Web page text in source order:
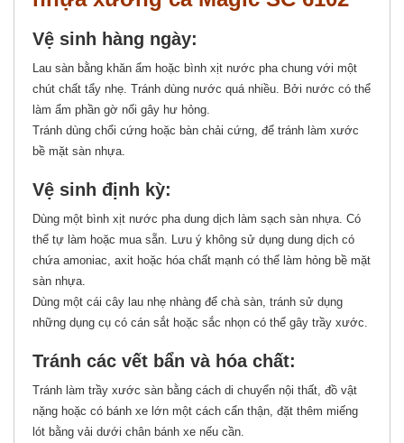
Vệ sinh hàng ngày:
Lau sàn bằng khăn ẩm hoặc bình xịt nước pha chung với một
chút chất tẩy nhẹ. Tránh dùng nước quá nhiều. Bởi nước có thể
làm ẩm phần gờ nối gây hư hỏng.
Tránh dùng chổi cứng hoặc bàn chải cứng, để tránh làm xước
bề mặt sàn nhựa.
Vệ sinh định kỳ:
Dùng một bình xịt nước pha dung dịch làm sạch sàn nhựa. Có
thể tự làm hoặc mua sẵn. Lưu ý không sử dụng dung dịch có
chứa amoniac, axit hoặc hóa chất mạnh có thể làm hỏng bề mặt
sàn nhựa.
Dùng một cái cây lau nhẹ nhàng để chà sàn, tránh sử dụng
những dụng cụ có cán sắt hoặc sắc nhọn có thể gây trầy xước.
Tránh các vết bẩn và hóa chất:
Tránh làm trầy xước sàn bằng cách di chuyển nội thất, đồ vật
nặng hoặc có bánh xe lớn một cách cẩn thận, đặt thêm miếng
lót bằng vải dưới chân bánh xe nếu cần.